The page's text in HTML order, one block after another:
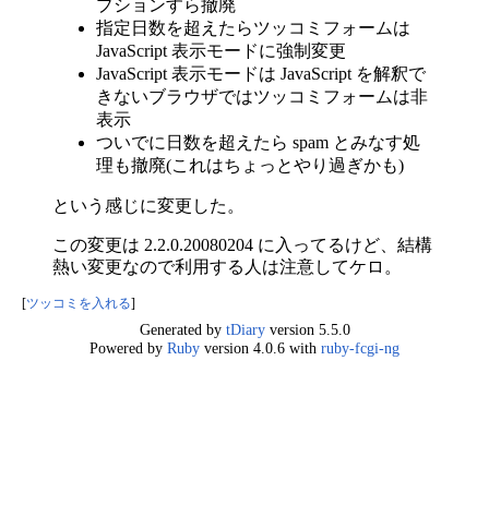
プションすら撤廃
指定日数を超えたらツッコミフォームは
JavaScript 表示モードに強制変更
JavaScript 表示モードは JavaScript を解釈で
きないブラウザではツッコミフォームは非
表示
ついでに日数を超えたら spam とみなす処
理も撤廃(これはちょっとやり過ぎかも)
という感じに変更した。
この変更は 2.2.0.20080204 に入ってるけど、結構
熱い変更なので利用する人は注意してケロ。
[ツッコミを入れる]
Generated by tDiaryversion 5.5.0
Powered by Ruby version 4.0.6 with ruby-fcgi-ng